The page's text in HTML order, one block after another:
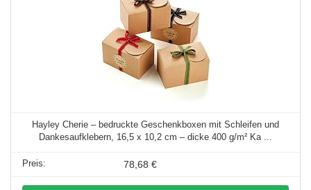
Hayley Cherie – bedruckte Geschenkboxen mit Schleifen und
Dankesaufklebern, 16,5 x 10,2 cm – dicke 400 g/m² Ka ...
78,68 €